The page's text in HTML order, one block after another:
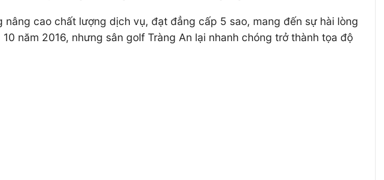
cao chất lượng dịch vụ, đạt đẳng cấp 5 sao, mang đến sự hài lòng
năm 2016, nhưng sân golf Tràng An lại nhanh chóng trở thành tọa độ